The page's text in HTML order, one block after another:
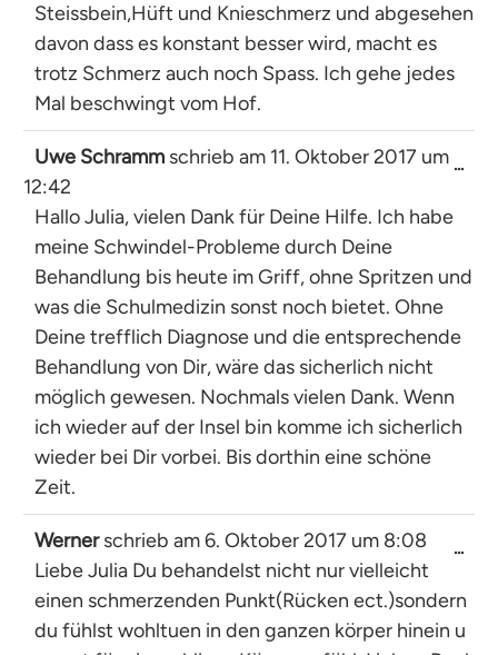
Steissbein,Hüft und Knieschmerz und abgesehen
davon dass es konstant besser wird, macht es
trotz Schmerz auch noch Spass. Ich gehe jedes
Mal beschwingt vom Hof.
Uwe Schramm schrieb am 11. Oktober 2017 um
12:42
Hallo Julia, vielen Dank für Deine Hilfe. Ich habe
meine Schwindel-Probleme durch Deine
Behandlung bis heute im Griff, ohne Spritzen und
was die Schulmedizin sonst noch bietet. Ohne
Deine trefflich Diagnose und die entsprechende
Behandlung von Dir, wäre das sicherlich nicht
möglich gewesen. Nochmals vielen Dank. Wenn
ich wieder auf der Insel bin komme ich sicherlich
wieder bei Dir vorbei. Bis dorthin eine schöne
Zeit.
...
Wernerschrieb am6. Oktober 2017 um 8:08
Liebe Julia Du behandelst nicht nur vielleicht
einen schmerzenden Punkt(Rücken ect.)sondern
du fühlst wohltuen in den ganzen körper hinein u
...